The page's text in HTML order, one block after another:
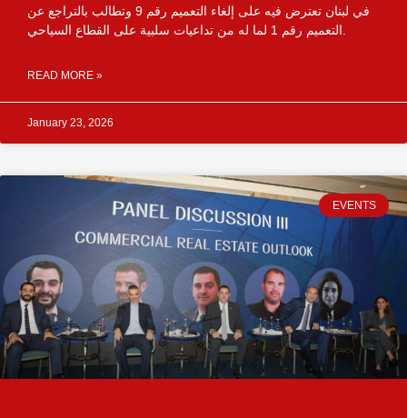
في لبنان تعترض فيه على إلغاء التعميم رقم 9 وتطالب بالتراجع عن
READ MORE »
January 23, 2026
EVENTS